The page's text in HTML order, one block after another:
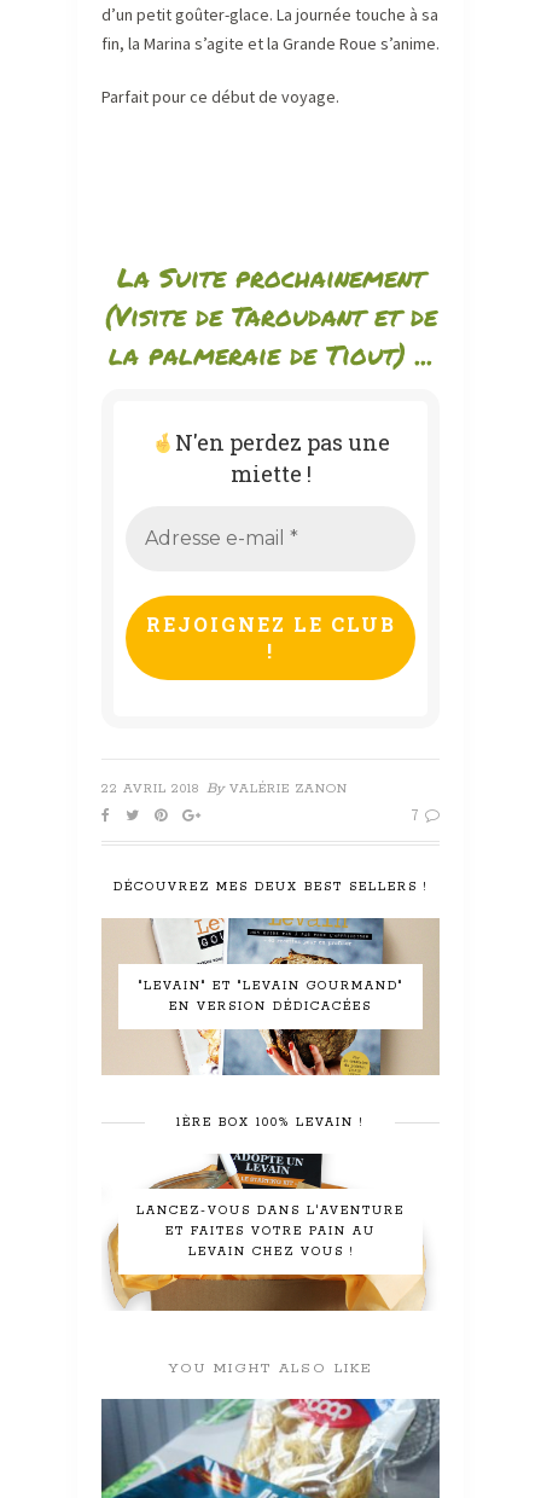
d’un petit goûter-glace. La journée touche à sa
fin, la Marina s’agite et la Grande Roue s’anime.
Parfait pour ce début de voyage.
La Suite prochainement
(Visite de Taroudant et de
la palmeraie de Tiout) ...
N'en perdez pas une
miette !
e-
*
22 AVRIL 2018 By VALÉRIE ZANON
7
DÉCOUVREZ MES DEUX BEST SELLERS !
"LEVAIN" ET "LEVAIN GOURMAND"
EN VERSION DÉDICACÉES
1ÈRE BOX 100% LEVAIN !
LANCEZ-VOUS DANS L'AVENTURE
ET FAITES VOTRE PAIN AU
LEVAIN CHEZ VOUS !
YOU MIGHT ALSO LIKE